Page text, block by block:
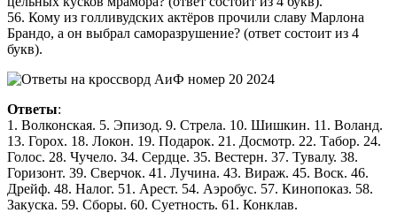
56. Кому из голливудских актёров прочили славу Марлона
Брандо, а он выбрал саморазрушение? (ответ состоит из 4
букв).
Ответы:
1. Волконская. 5. Эпизод. 9. Стрела. 10. Шишкин. 11. Воланд.
13. Горох. 18. Локон. 19. Подарок. 21. Досмотр. 22. Табор. 24.
Голос. 28. Чучело. 34. Сердце. 35. Вестерн. 37. Тувалу. 38.
Горизонт. 39. Сверчок. 41. Лучина. 43. Вираж. 45. Воск. 46.
Дрейф. 48. Налог. 51. Арест. 54. Аэробус. 57. Кинопоказ. 58.
Закуска. 59. Сборы. 60. Суетность. 61. Конклав.